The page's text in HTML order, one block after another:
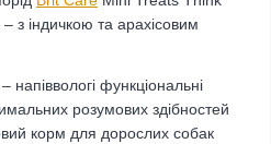
з індичкою та арахісовим
функціональні
розумових здібностей
корм для дорослих собак